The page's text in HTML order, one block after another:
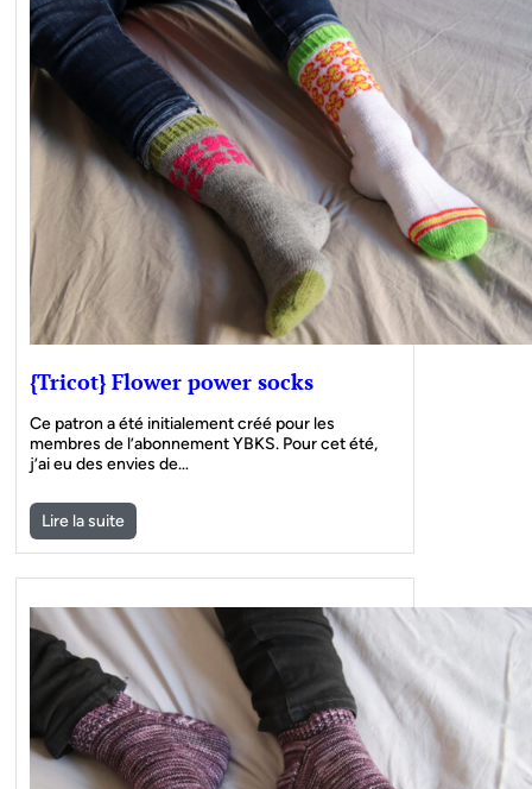
{Tricot} Flower power socks
Ce patron a été initialement créé pour les
membres de l’abonnement YBKS. Pour cet été,
j’ai eu des envies de…
Lire la suite